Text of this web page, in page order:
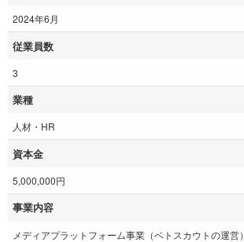
2024年6月
従業員数
3
業種
人材・HR
資本金
5,000,000円
事業内容
メディアプラットフォーム事業（ベトスカウトの運営）